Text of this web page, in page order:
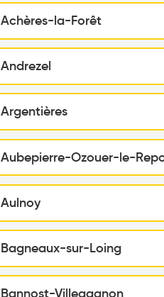
Achères-la-Forêt
Andrezel
Argentières
Aubepierre-Ozouer-le-
Aulnoy
Bagneaux-sur-Loing
Bannost-Villegagnon